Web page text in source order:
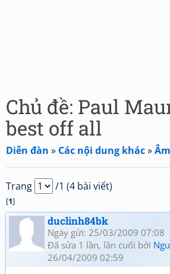
Chủ đề: Paul
best off all
Diễn đàn » Các nội dung khác»
Trang /1 (4 bài viết)
[1]
duclinh84bk
Ngày gửi: 25/03/2009 07:08
Đã sửa 1 lần, lần cuối bởi
26/04/2009 02:59